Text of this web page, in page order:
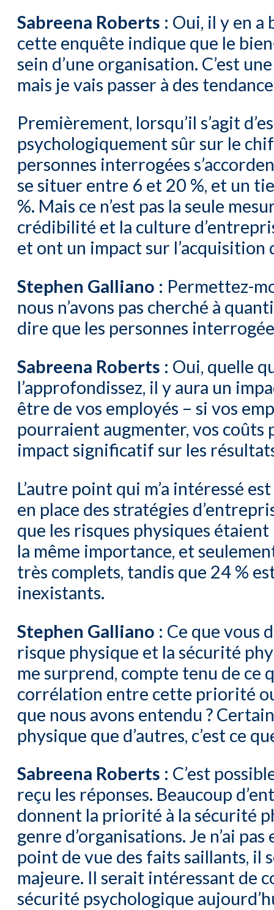
Sabreena Roberts : Oui, il y en a
cette enquête indique que le
sein d’une organisation. C’est
mais je vais passer à des
Premièrement, lorsqu’il s’agit
psychologiquement sûr sur le
personnes interrogées
se situer entre 6 et 20 %, et un
%. Mais ce n’est pas la seule
crédibilité et la culture
et ont un impact sur l’acquisition
Stephen Galliano : Permettez-
nous n’avons pas cherché à
dire que les personnes
Sabreena Roberts : Oui, quelle
l’approfondissez, il y aura un
être de vos employés – si vos
pourraient augmenter, vos coûts
impact significatif sur les
L’autre point qui m’a intéressé
en place des stratégies
que les risques physiques
la même importance, et
très complets, tandis que 24 %
inexistants.
Stephen Galliano : Ce que vous
risque physique et la sécurité
me surprend, compte tenu de ce
corrélation entre cette priorité
que nous avons entendu ?
physique que d’autres, c’est ce
Sabreena Roberts : C’est
reçu les réponses. Beaucoup
donnent la priorité à la sécurité
genre d’organisations. Je n’ai
point de vue des faits saillants,
majeure. Il serait intéressant de
sécurité psychologique